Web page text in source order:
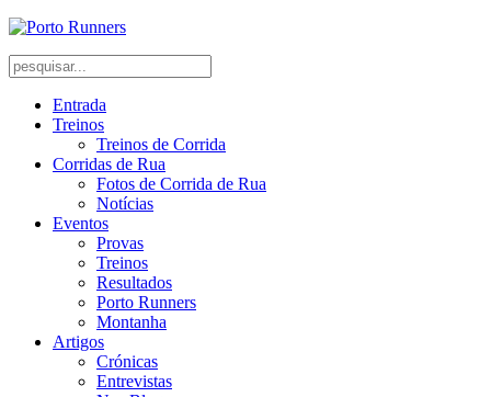
Entrada
Treinos
Treinos de Corrida
Corridas de Rua
Fotos de Corrida de Rua
Notícias
Eventos
Provas
Treinos
Resultados
Porto Runners
Montanha
Artigos
Crónicas
Entrevistas